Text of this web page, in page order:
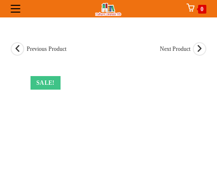
Skip
to
0
SALE!
Previous Product Next Product